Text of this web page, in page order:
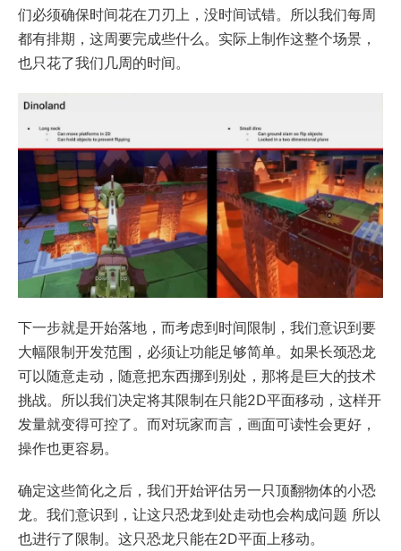
们必须确保时间花在刀刃上，没时间试错。所以我们每周
都有排期，这周要完成些什么。实际上制作这整个场景，
也只花了我们几周的时间。
下一步就是开始落地，而考虑到时间限制，我们意识到要
大幅限制开发范围，必须让功能足够简单。如果长颈恐龙
可以随意走动，随意把东西挪到别处，那将是巨大的技术
挑战。所以我们决定将其限制在只能2D平面移动，这样开
发量就变得可控了。而对玩家而言，画面可读性会更好，
操作也更容易。
确定这些简化之后，我们开始评估另一只顶翻物体的小恐
龙。我们意识到，让这只恐龙到处走动也会构成问题 所以
也进行了限制。这只恐龙只能在2D平面上移动。